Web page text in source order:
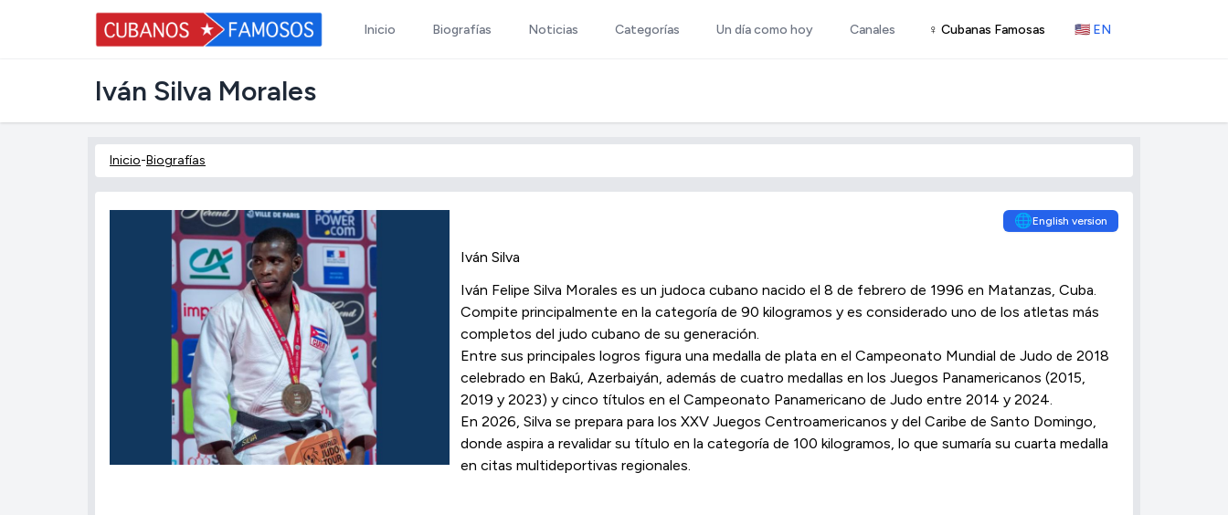
Inicio Biografías Noticias Categorías Un día como hoy Canales ♀ Cubanas Famosas 🇺🇸 EN
Iván Silva Morales
Inicio-Biografías
🌐English version
Iván Silva
Iván Felipe Silva Morales es un judoca cubano nacido el 8 de febrero de 1996 en Matanzas, Cuba.
Compite principalmente en la categoría de 90 kilogramos y es considerado uno de los atletas más
completos del judo cubano de su generación.
Entre sus principales logros figura una medalla de plata en el Campeonato Mundial de Judo de 2018
celebrado en Bakú, Azerbaiyán, además de cuatro medallas en los Juegos Panamericanos (2015,
2019 y 2023) y cinco títulos en el Campeonato Panamericano de Judo entre 2014 y 2024.
En 2026, Silva se prepara para los XXV Juegos Centroamericanos y del Caribe de Santo Domingo,
donde aspira a revalidar su título en la categoría de 100 kilogramos, lo que sumaría su cuarta medalla
en citas multideportivas regionales.